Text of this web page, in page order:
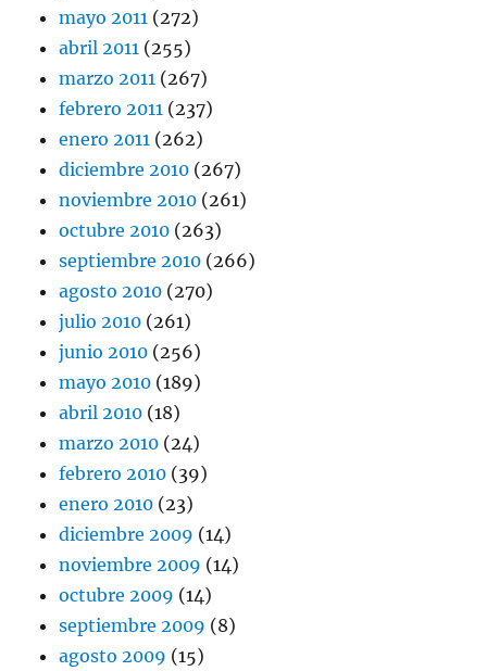
mayo 2011 (272)
abril 2011 (255)
marzo 2011 (267)
febrero 2011 (237)
enero 2011 (262)
diciembre 2010 (267)
noviembre 2010 (261)
octubre 2010 (263)
septiembre 2010 (266)
agosto 2010 (270)
julio 2010 (261)
junio 2010 (256)
mayo 2010 (189)
abril 2010 (18)
marzo 2010 (24)
febrero 2010 (39)
enero 2010 (23)
diciembre 2009 (14)
noviembre 2009 (14)
octubre 2009 (14)
septiembre 2009 (8)
agosto 2009 (15)